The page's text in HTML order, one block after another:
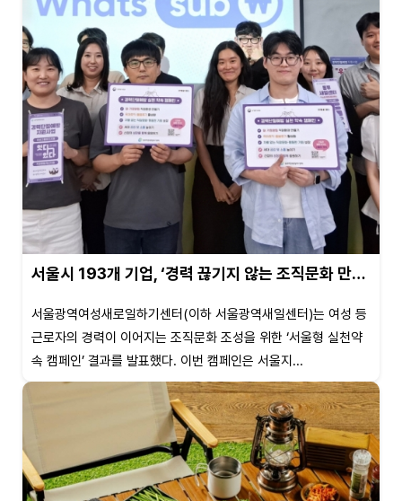
서울시 193개 기업, ‘경력 끊기지 않는 조직문화 만…
서울광역여성새로일하기센터(이하 서울광역새일센터)는 여성 등
근로자의 경력이 이어지는 조직문화 조성을 위한 ‘서울형 실천약
속 캠페인’ 결과를 발표했다. 이번 캠페인은 서울지...